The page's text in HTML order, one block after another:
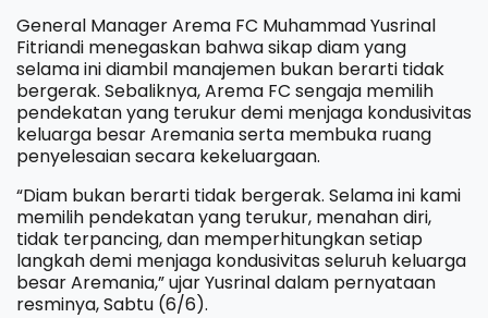
General Manager Arema FC Muhammad Yusrinal
Fitriandi menegaskan bahwa sikap diam yang
selama ini diambil manajemen bukan berarti tidak
bergerak. Sebaliknya, Arema FC sengaja memilih
pendekatan yang terukur demi menjaga kondusivitas
keluarga besar Aremania serta membuka ruang
penyelesaian secara kekeluargaan.
“Diam bukan berarti tidak bergerak. Selama ini kami
memilih pendekatan yang terukur, menahan diri,
tidak terpancing, dan memperhitungkan setiap
langkah demi menjaga kondusivitas seluruh keluarga
besar Aremania,” ujar Yusrinal dalam pernyataan
resminya, Sabtu (6/6).